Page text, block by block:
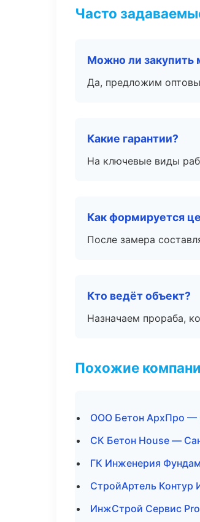
Часто
Можно ли закупить
Да, предложим
Какие гарантии?
На ключевые виды
Как формируется
После замера
Кто ведёт объект?
Назначаем прораба,
Похожие
ООО Бетон АрхПро —
СК Бетон House —
ГК Инженерия
СтройАртель Контур
ИнжСтрой Сервис